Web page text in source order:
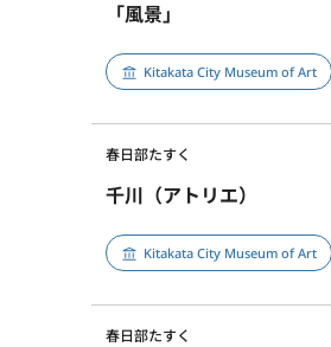
「風景」
Kitakata City Museum of Art
千川（アトリエ）
春日部たすく
Kitakata City Museum of Art
春日部たすく